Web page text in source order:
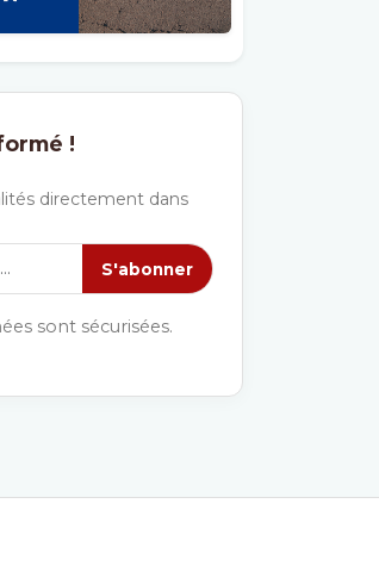
!
directement dans
S'abonner
sont sécurisées.